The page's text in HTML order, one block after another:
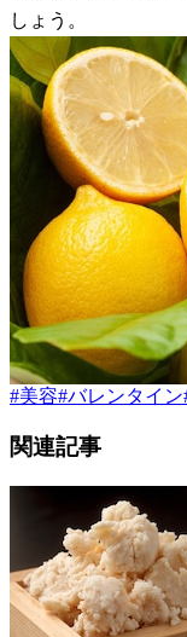
しょう。
#美容#バレンタイン
関連記事